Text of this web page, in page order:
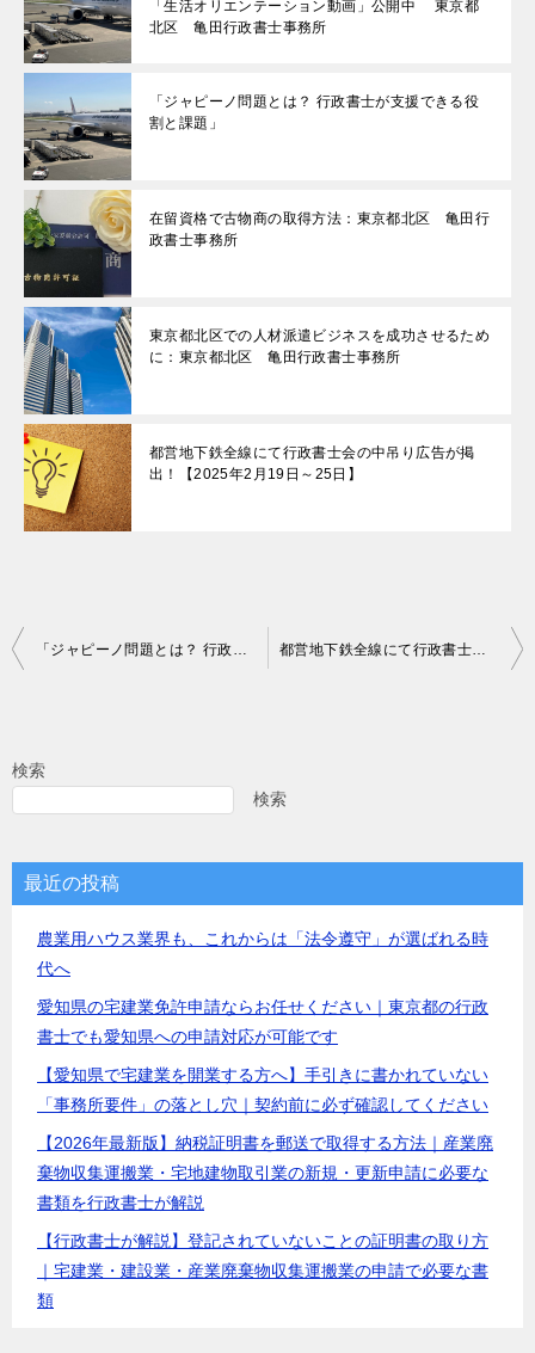
「生活オリエンテーション動画」公開中 東京都
北区 亀田行政書士事務所
「ジャピーノ問題とは？ 行政書士が支援できる役
割と課題」
在留資格で古物商の取得方法：東京都北区 亀田行
政書士事務所
東京都北区での人材派遣ビジネスを成功させるため
に：東京都北区 亀田行政書士事務所
都営地下鉄全線にて行政書士会の中吊り広告が掲
出！【2025年2月19日～25日】
投
ビ
シ
ョ
「ジャピーノ問題とは？ 行政書士が支援できる役割と課題」 都営地下鉄全線にて行政書士会の中吊り広告が掲出！【2025年2月19日～25日】
検索
検索
最近の投稿
農業用ハウス業界も、これからは「法令遵守」が選ばれる時
代へ
愛知県の宅建業免許申請ならお任せください｜東京都の行政
書士でも愛知県への申請対応が可能です
【愛知県で宅建業を開業する方へ】手引きに書かれていない
「事務所要件」の落とし穴｜契約前に必ず確認してください
【2026年最新版】納税証明書を郵送で取得する方法｜産業廃
棄物収集運搬業・宅地建物取引業の新規・更新申請に必要な
書類を行政書士が解説
【行政書士が解説】登記されていないことの証明書の取り方
｜宅建業・建設業・産業廃棄物収集運搬業の申請で必要な書
類